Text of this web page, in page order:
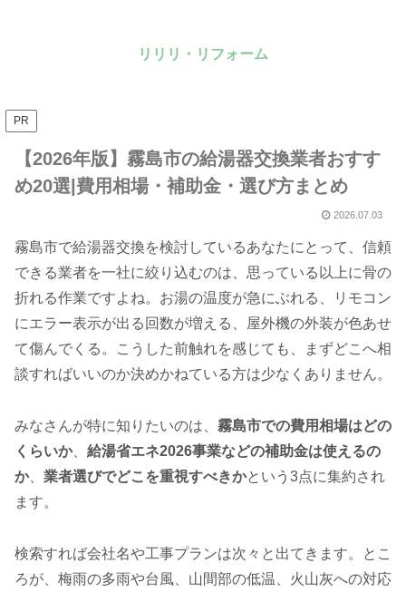
リリリ・リフォーム
PR
【2026年版】霧島市の給湯器交換業者おすす
め20選|費用相場・補助金・選び方まとめ
2026.07.03
霧島市で給湯器交換を検討しているあなたにとって、信頼
できる業者を一社に絞り込むのは、思っている以上に骨の
折れる作業ですよね。お湯の温度が急にぶれる、リモコン
にエラー表示が出る回数が増える、屋外機の外装が色あせ
て傷んでくる。こうした前触れを感じても、まずどこへ相
談すればいいのか決めかねている方は少なくありません。
みなさんが特に知りたいのは、 霧島市での費用相場はどの
くらいか、 給湯省エネ2026事業などの補助金は使えるの
か、 業者選びでどこを重視すべきかという3点に集約され
ます。
検索すれば会社名や工事プランは次々と出てきます。とこ
ろが、梅雨の多雨や台風、山間部の低温、火山灰への対応